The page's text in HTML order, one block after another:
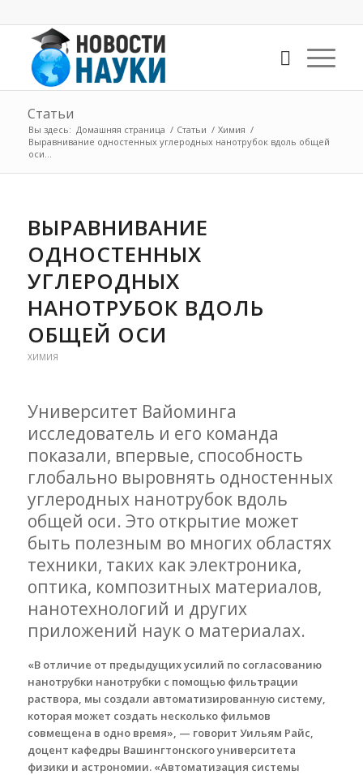
Статьи
Вы здесь: Домашняя страница / Статьи / Химия /
Выравнивание одностенных углеродных нанотрубок вдоль общей
оси...
ВЫРАВНИВАНИЕ
ОДНОСТЕННЫХ
УГЛЕРОДНЫХ
НАНОТРУБОК ВДОЛЬ
ОБЩЕЙ ОСИ
ХИМИЯ
Университет Вайоминга
исследователь и его команда
показали, впервые, способность
глобально выровнять одностенных
углеродных нанотрубок вдоль
общей оси. Это открытие может
быть полезным во многих областях
техники, таких как электроника,
оптика, композитных материалов,
нанотехнологий и других
приложений наук о материалах.
«В отличие от предыдущих усилий по согласованию
нанотрубки нанотрубки с помощью фильтрации
раствора, мы создали автоматизированную систему,
которая может создать несколько фильмов
совмещена в одно время», — говорит Уильям Райс,
доцент кафедры Вашингтонского университета
физики и астрономии. «Автоматизация системы